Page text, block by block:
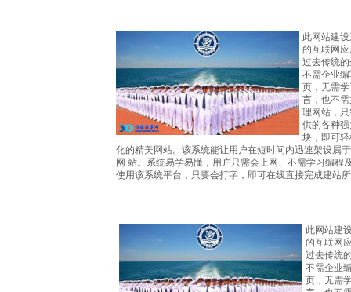
此网站建
的互联网
过去传统
不需企业
页，无需
言，也不
理网站，
供的各种
块，即可
化的精美网站。该系统能让用户在短时间内迅速架设属
网 站。系统易学易懂，用户只需会上网、不需学习编程
使用该系统平台，只要会打字，即可在线直接完成建站
此网站建
的互联网
过去传统
不需企业
页，无需